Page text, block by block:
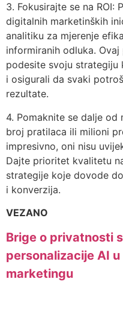
3. Fokusirajte se na ROI:
digitalnih marketinških
analitiku za mjerenje
informiranih odluka.
podesite svoju strategiju
i osigurali da svaki
rezultate.
4. Pomaknite se dalje
broj pratilaca ili milioni
impresivno, oni nisu
Dajte prioritet kvalitetu
strategije koje dovode
i konverzija.
VEZANO
Brige o privatnosti
personalizacije AI
marketingu